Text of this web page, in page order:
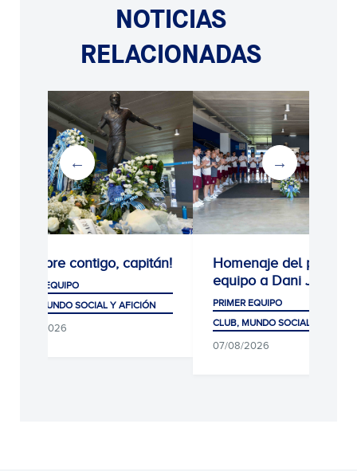
NOTICIAS
RELACIONADAS
¡Siempre contigo, capitán!
PRIMER EQUIPO
CLUB, MUNDO SOCIAL Y AFICIÓN
08/08/2026
Homenaje del primer
equipo a Dani Jarque
PRIMER EQUIPO
CLUB, MUNDO SOCIAL Y
07/08/2026